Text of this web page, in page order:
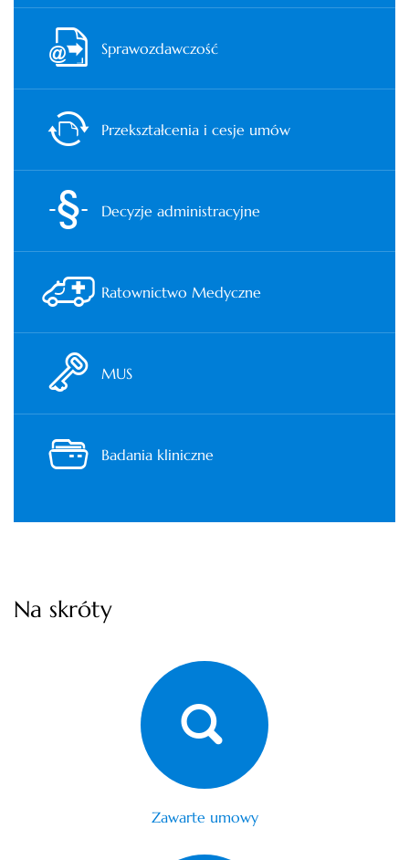
Sprawozdawczość
Przekształcenia i cesje umów
Decyzje administracyjne
Ratownictwo Medyczne
MUS
Badania kliniczne
Na skróty
Zawarte umowy